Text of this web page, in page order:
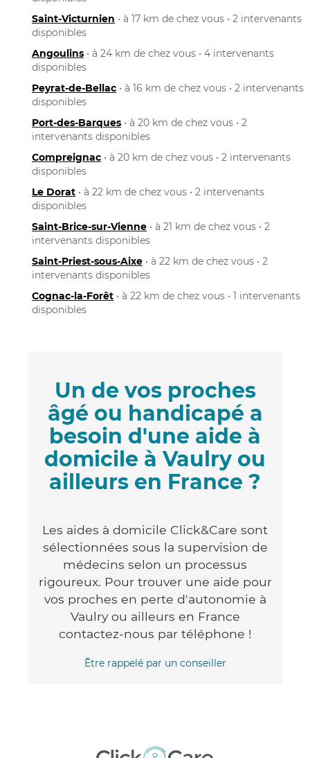
Saint-Victurnien • à 17 km de chez vous • 2 intervenants
disponibles
Angoulins • à 24 km de chez vous • 4 intervenants
disponibles
Peyrat-de-Bellac • à 16 km de chez vous • 2 intervenants
disponibles
Port-des-Barques • à 20 km de chez vous • 2
intervenants disponibles
Compreignac • à 20 km de chez vous • 2 intervenants
disponibles
Le Dorat • à 22 km de chez vous • 2 intervenants
disponibles
Saint-Brice-sur-Vienne • à 21 km de chez vous • 2
intervenants disponibles
Saint-Priest-sous-Aixe • à 22 km de chez vous • 2
intervenants disponibles
Cognac-la-Forêt • à 22 km de chez vous • 1 intervenants
disponibles
Un de vos proches
âgé ou handicapé a
besoin d'une aide à
domicile à Vaulry ou
ailleurs en France ?
Les aides à domicile Click&Care sont
sélectionnées sous la supervision de
médecins selon un processus
rigoureux. Pour trouver une aide pour
vos proches en perte d'autonomie à
Vaulry ou ailleurs en France
contactez-nous par téléphone !
Être rappelé par un conseiller